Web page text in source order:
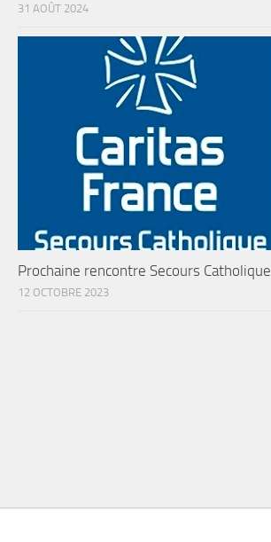
31 AOÛT 2024
Prochaine rencontre Secours Catholique
12 OCTOBRE 2023